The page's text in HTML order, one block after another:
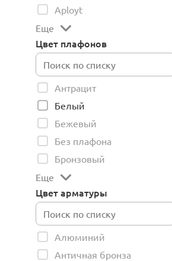
Aployt
Еще
Цвет плафонов
Антрацит
Белый
Бежевый
Без плафона
Бронзовый
Еще
Цвет арматуры
Алюминий
Античная бронза